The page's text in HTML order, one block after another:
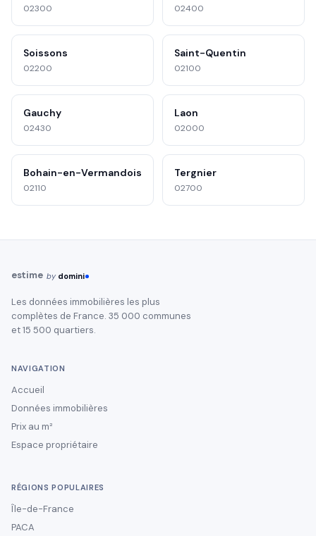
02300 02400
Soissons
02200
Saint-Quentin
02100
Gauchy
02430
Laon
02000
Bohain-en-Vermandois
02110
Tergnier
02700
estime by domini
Les données immobilières les plus
complètes de France. 35 000 communes
et 15 500 quartiers.
NAVIGATION
Accueil
Données immobilières
Prix au m²
Espace propriétaire
RÉGIONS POPULAIRES
Île-de-France
PACA